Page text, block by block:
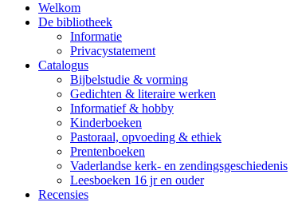
Welkom
De bibliotheek
Informatie
Privacystatement
Catalogus
Bijbelstudie & vorming
Gedichten & literaire werken
Informatief & hobby
Kinderboeken
Pastoraal, opvoeding & ethiek
Prentenboeken
Vaderlandse kerk- en zendingsgeschiedenis
Leesboeken 16 jr en ouder
Recensies